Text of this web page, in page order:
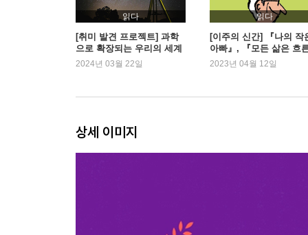
읽다
[취미 발견 프로젝트] 과학
으로 확장되는 우리의 세계
2024년 03월 22일
읽다
[이주의 신간] 『나의 작
아빠』, 『모든 삶은 흐
다』 외
2023년 04월 12일
상세 이미지